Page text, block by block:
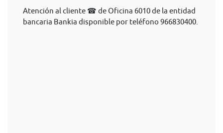
Atención al cliente ☎ de Oficina 6010 de la entidad
bancaria Bankia disponible por teléfono 966830400.